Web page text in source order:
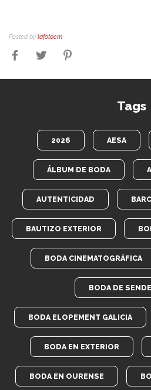
Posted by lafotocm
Tags
2026 AESA
ÁLBUM DE BODA
AUTENTICIDAD
BAUTIZO EXTERIOR
BODA CINEMATOGRÁFICA
BODA DE
BODA ELOPEMENT GALICIA
BODA EN EXTERIOR
BODA EN OURENSE